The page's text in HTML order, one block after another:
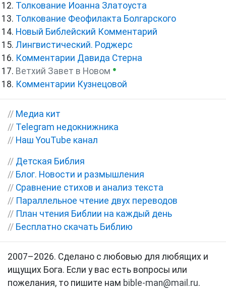
Толкование Иоанна Златоуста
Толкование Феофилакта Болгарского
Новый Библейский Комментарий
Лингвистический. Роджерс
Комментарии Давида Стерна
Ветхий Завет в Новом ●
Комментарии Кузнецовой
// Медиа кит
// Telegram недокнижника
// Наш YouTube канал
// Детская Библия
// Блог. Новости и размышления
// Сравнение стихов и анализ текста
// Параллельное чтение двух переводов
// План чтения Библии на каждый день
// Бесплатно скачать Библию
2007–2026. Сделано с любовью для любящих и
ищущих Бога. Если у вас есть вопросы или
пожелания, то пишите нам bible-man@mail.ru.